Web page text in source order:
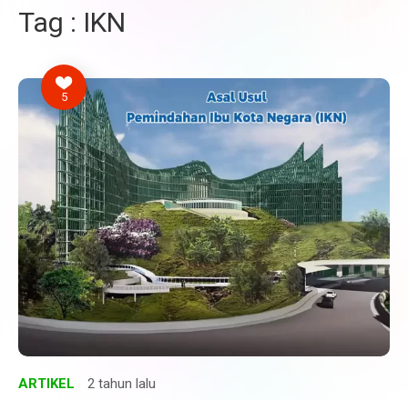
Tag : IKN
5
ARTIKEL 2 tahun lalu